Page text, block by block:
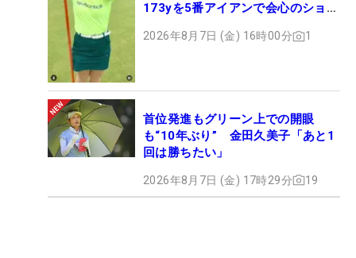
173yを5番アイアンで会心のショッ
2026年8月7日 (金) 16時00分 1
首位発進もグリーン上での開眼
も“10年ぶり” 金田久美子「あと1
回は勝ちたい」
2026年8月7日 (金) 17時29分 19